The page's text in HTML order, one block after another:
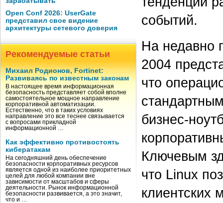
Open Conf 2026: UserGate
представил свое видение
архитектуры сетевого доверия
Рекомендуемые статьи
Михаил Родионов, Fortinet:
Развиваясь по известным законам
В настоящее время информационная
безопасность представляет собой вполне
самостоятельное мощное направление
корпоративной автоматизации.
Естественно, что в таких условиях
направление это все теснее связывается
с вопросами прикладной
информационной …
Как эффективно противостоять
кибератакам
На сегодняшний день обеспечение
безопасности корпоративных ресурсов
является одной из наиболее приоритетных
целей для любой компании вне
зависимости от масштабов и сферы
деятельности. Рынок информационной
безопасности развивается, а это значит,
что и …
событий.
На недавно
2004
что
бизнес-
Ключевым
что Linux
клиентских